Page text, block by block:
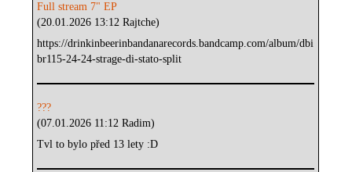
Full stream 7" EP
(20.01.2026 13:12 Rajtche)
https://drinkinbeerinbandanarecords.bandcamp.com/album/dbi
br115-24-24-strage-di-stato-split
???
(07.01.2026 11:12 Radim)
Tvl to bylo před 13 lety :D